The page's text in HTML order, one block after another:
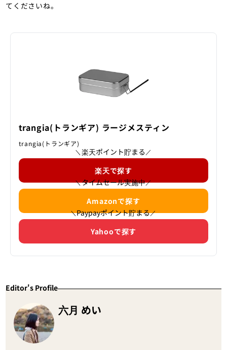
てくださいね。
trangia(トランギア) ラージメスティン
trangia(トランギア)
＼ 楽天ポイント貯まる ／
楽天で探す
＼タイムセール実施中／
Amazonで探す
＼Paypayポイント貯まる／
Yahooで探す
Editor's Profile
六月 めい